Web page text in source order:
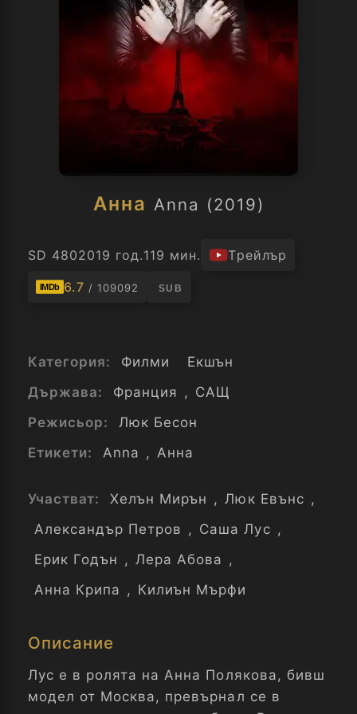
Анна Anna (2019)
SD 4802019 год.119 мин. Трейлър
IMDb 6.7 / 109092 SUB
Категория: Филми
Екшън
Държава:
Франция , САЩ
Режисьор:
Люк Бесон
Етикети:
Anna , Анна
Участват: Хелън Мирън , Люк Евънс ,
Александър Петров , Саша Лус ,
Ерик Годън , Лера Абова ,
Анна Крипа , Килиън Мърфи
Описание
Лус е в ролята на Анна Полякова, бивш
модел от Москва, превърнал се в